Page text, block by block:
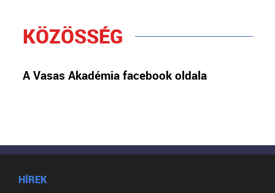
KÖZÖSSÉG
A Vasas Akadémia facebook oldala
HÍREK